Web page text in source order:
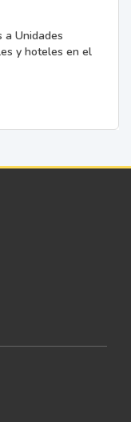
a Unidades
y hoteles en el